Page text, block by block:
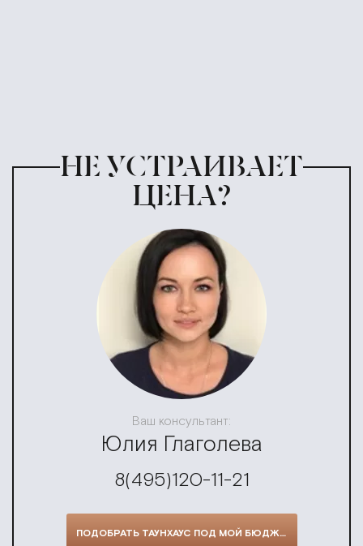
НЕ УСТРАИВАЕТ
ЦЕНА?
Ваш консультант:
Юлия Глаголева
8(495)120-11-21
ПОДОБРАТЬ ТАУНХАУС ПОД МОЙ БЮДЖЕТ